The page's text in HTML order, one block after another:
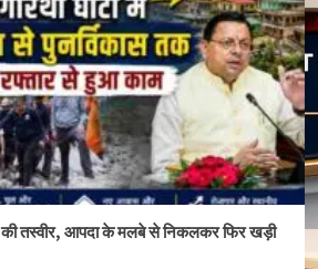
की तस्वीर, आपदा के मलबे से निकलकर फिर खड़ी